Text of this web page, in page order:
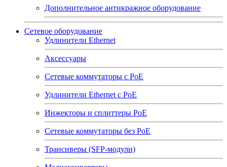
Дополнительное антикражное оборудование
Сетевое оборудование
Удлинители Ethernet
Аксессуары
Сетевые коммутаторы с РоЕ
Удлинители Ethernet с PoE
Инжекторы и сплиттеры РоЕ
Сетевые коммутаторы без РоЕ
Трансиверы (SFP-модули)